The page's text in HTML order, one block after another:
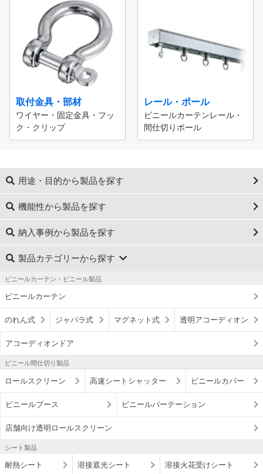
取付金具・部材
ワイヤー・固定金具・フッ
ク・クリップ
レール・ポール
ビニールカーテンレール・
間仕切りポール
用途・目的から製品を探す
機能性から製品を探す
納入事例から製品を探す
製品カテゴリーから探す
ビニールカーテン・ビニール製品
ビニールカーテン
のれん式 ジャバラ式 マグネット式 透明アコーディオン
アコーディオンドア
ビニール間仕切り製品
ロールスクリーン 高速シートシャッター ビニールカバー
ビニールブース ビニールパーテーション
店舗向け透明ロールスクリーン
シート製品
耐熱シート 溶接遮光シート 溶接火花受けシート